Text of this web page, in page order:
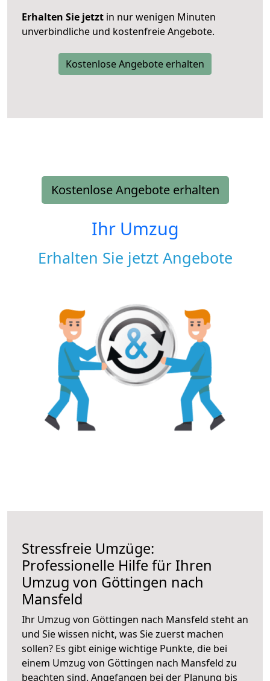
Erhalten Sie jetzt in nur wenigen Minuten
unverbindliche und kostenfreie Angebote.
Kostenlose Angebote erhalten
Kostenlose Angebote erhalten
Ihr Umzug
Erhalten Sie jetzt Angebote
Stressfreie Umzüge:
Professionelle Hilfe für Ihren
Umzug von Göttingen nach
Mansfeld
Ihr Umzug von Göttingen nach Mansfeld steht an
und Sie wissen nicht, was Sie zuerst machen
sollen? Es gibt einige wichtige Punkte, die bei
einem Umzug von Göttingen nach Mansfeld zu
beachten sind. Angefangen bei der Planung bis